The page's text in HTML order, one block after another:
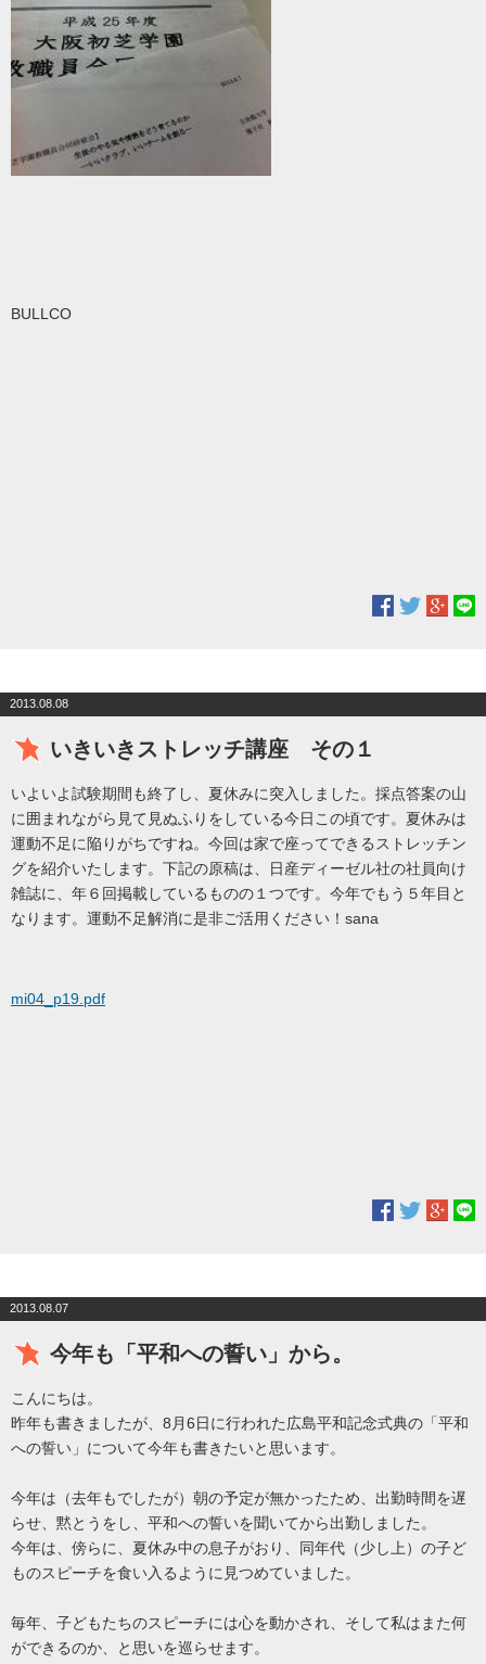
BULLCO
2013.08.08
いきいきストレッチ講座 その１
いよいよ試験期間も終了し、夏休みに突入しました。採点答案の山
に囲まれながら見て見ぬふりをしている今日この頃です。夏休みは
運動不足に陥りがちですね。今回は家で座ってできるストレッチン
グを紹介いたします。下記の原稿は、日産ディーゼル社の社員向け
雑誌に、年６回掲載しているものの１つです。今年でもう５年目と
なります。運動不足解消に是非ご活用ください！sana
mi04_p19.pdf
2013.08.07
今年も「平和への誓い」から。
こんにちは。
昨年も書きましたが、8月6日に行われた広島平和記念式典の「平和
への誓い」について今年も書きたいと思います。
今年は（去年もでしたが）朝の予定が無かったため、出勤時間を遅
らせ、黙とうをし、平和への誓いを聞いてから出勤しました。
今年は、傍らに、夏休み中の息子がおり、同年代（少し上）の子ど
ものスピーチを食い入るように見つめていました。
毎年、子どもたちのスピーチには心を動かされ、そして私はまた何
ができるのか、と思いを巡らせます。